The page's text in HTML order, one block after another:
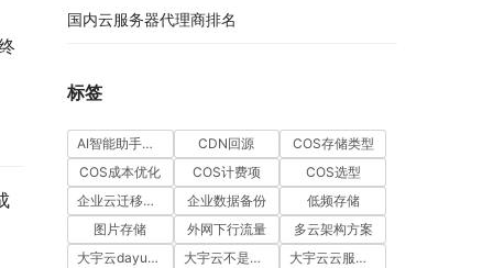
国内云服务器代理商排名
标签
AI智能助手企业版 CDN回源
COS存储类型
COS成本优化
COS计费项
COS选型
企业云迁移服务
企业数据备份
低频存储
图片存储
外网下行流量
多云架构方案
大宇云dayuyun
大宇云不是家电品牌
大宇云云服务代理